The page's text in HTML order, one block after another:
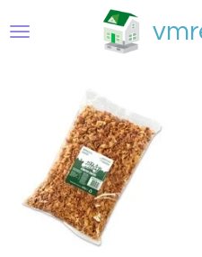
direct
hoofdinhoud